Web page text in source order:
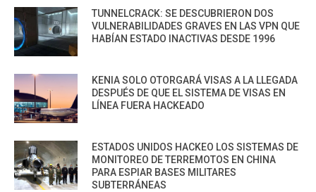
TUNNELCRACK: SE DESCUBRIERON DOS
VULNERABILIDADES GRAVES EN LAS VPN QUE
HABÍAN ESTADO INACTIVAS DESDE 1996
KENIA SOLO OTORGARÁ VISAS A LA LLEGADA
DESPUÉS DE QUE EL SISTEMA DE VISAS EN
LÍNEA FUERA HACKEADO
ESTADOS UNIDOS HACKEO LOS SISTEMAS DE
MONITOREO DE TERREMOTOS EN CHINA
PARA ESPIAR BASES MILITARES
SUBTERRÁNEAS